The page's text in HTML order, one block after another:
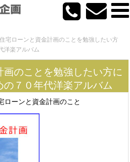
住宅ローンと資金計画のことを勉強したい方
洋楽アルバム
のことを勉強したい方に
７０年代洋楽アルバム
ローンと資金計画のこと